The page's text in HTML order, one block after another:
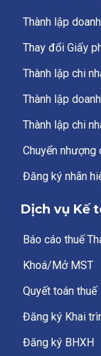
Thành lập
Thay đổi Giấy
Thành lập chi
Thành lập
Thành lập chi
Chuyển
Đăng ký nhãn
Dịch vụ Kế
Báo cáo thuế
Khoá/Mở MST
Quyết toán thuế
Đăng ký Khai
Đăng ký BHXH